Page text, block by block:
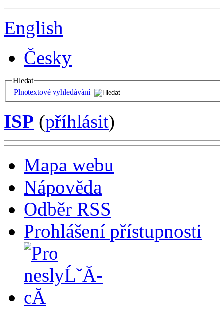
English
Česky
Hledat
Plnotextové vyhledávání
ISP (příhlásit)
Mapa webu
Nápověda
Odběr RSS
Prohlášení přístupnosti